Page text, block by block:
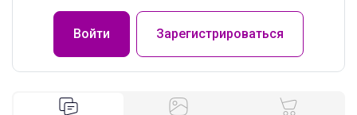
Войти Зарегистрироваться